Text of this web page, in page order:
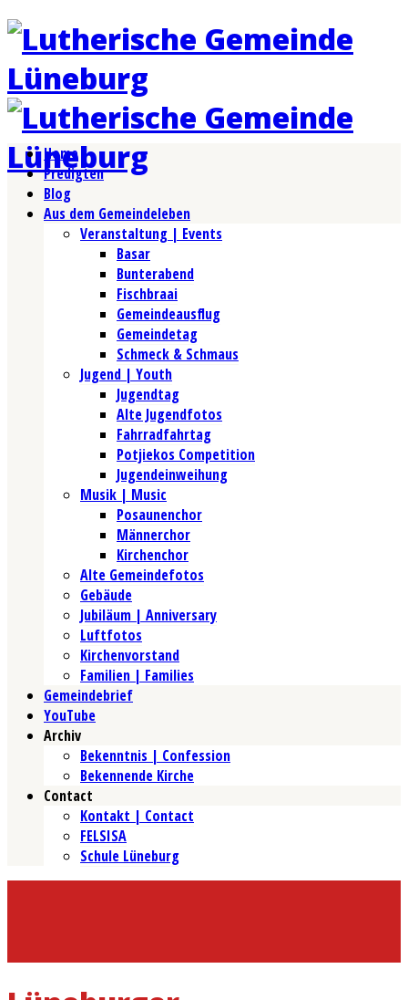
Home
Predigten
Blog
Aus dem Gemeindeleben
Veranstaltung | Events
Basar
Bunterabend
Fischbraai
Gemeindeausflug
Gemeindetag
Schmeck & Schmaus
Jugend | Youth
Jugendtag
Alte Jugendfotos
Fahrradfahrtag
Potjiekos Competition
Jugendeinweihung
Musik | Music
Posaunenchor
Männerchor
Kirchenchor
Alte Gemeindefotos
Gebäude
Jubiläum | Anniversary
Luftfotos
Kirchenvorstand
Familien | Families
Gemeindebrief
YouTube
Archiv
Bekenntnis | Confession
Bekennende Kirche
Contact
Kontakt | Contact
FELSISA
Schule Lüneburg